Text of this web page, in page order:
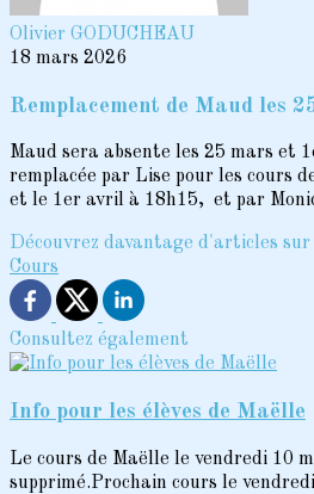
Olivier GODUCHEAU
18 mars 2026
Remplacement de Maud les
Maud sera absente les 25 mars et
remplacée par Lise pour les cours
et le 1er avril à 18h15, et par
Découvrez davantage d'articles sur
Cours
Consultez également
Info pour les élèves de Maëlle
Le cours de Maëlle le vendredi 10
supprimé.Prochain cours le